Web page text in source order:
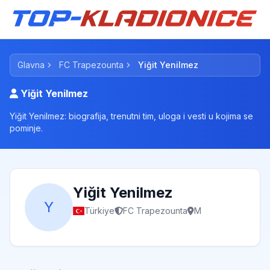
Glavna FC Trapezounta Yiğit Yenilmez
Yiğit Yenilmez
Yiğit Yenilmez: biografija, trenutni tim, uloga i vesti u kojima se
pominje.
Y
Yiğit Yenilmez
Türkiye FC Trapezounta M